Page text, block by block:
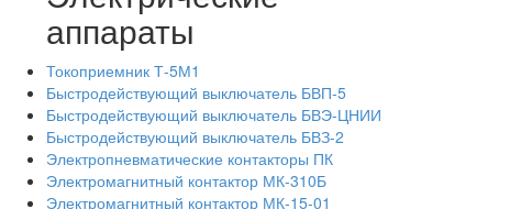
аппараты
Токоприемник Т-5М1
Быстродействующий выключатель БВП-5
Быстродействующий выключатель БВЭ-ЦНИИ
Быстродействующий выключатель БВЗ-2
Электропневматические контакторы ПК
Электромагнитный контактор МК-310Б
Электромагнитный контактор МК-15-01